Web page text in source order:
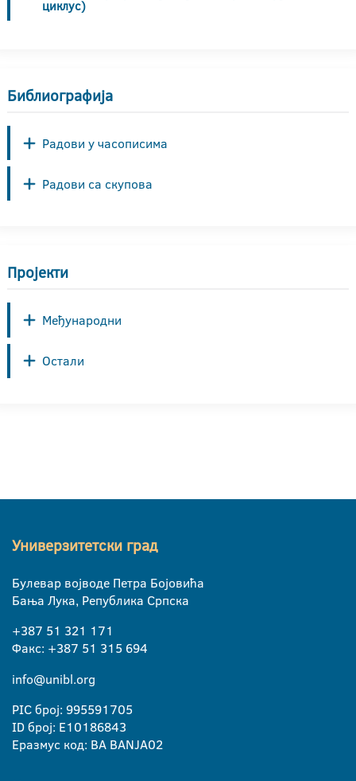
циклус)
Библиографија
Радови у часописима
Радови са скупова
Пројекти
Међународни
Остали
Универзитетски град
Булевар војводе Петра Бојовића
Бања Лука, Република Српска
+387 51 321 171
Факс: +387 51 315 694
info@unibl.org
PIC број: 995591705
ID број: E10186843
Еразмус код: BA BANJA02